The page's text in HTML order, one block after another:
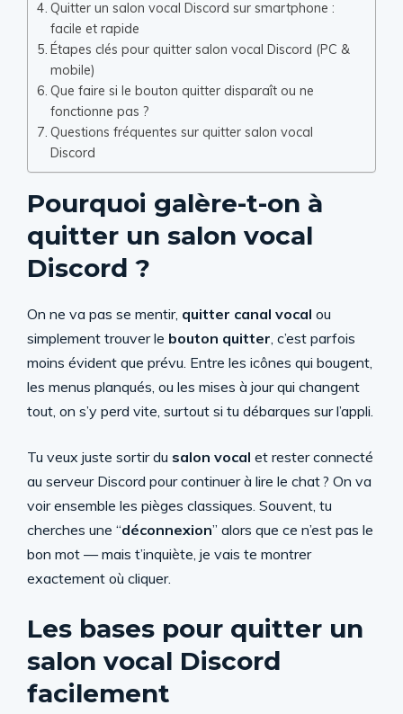
Quitter un salon vocal Discord sur smartphone :
facile et rapide
Étapes clés pour quitter salon vocal Discord (PC &
mobile)
Que faire si le bouton quitter disparaît ou ne
fonctionne pas ?
Questions fréquentes sur quitter salon vocal
Discord
Pourquoi galère-t-on à
quitter un salon vocal
Discord ?
On ne va pas se mentir, quitter canal vocal ou
simplement trouver le bouton quitter, c’est parfois
moins évident que prévu. Entre les icônes qui bougent,
les menus planqués, ou les mises à jour qui changent
tout, on s’y perd vite, surtout si tu débarques sur l’appli.
Tu veux juste sortir du salon vocal et rester connecté
au serveur Discord pour continuer à lire le chat ? On va
voir ensemble les pièges classiques. Souvent, tu
cherches une “déconnexion” alors que ce n’est pas le
bon mot — mais t’inquiète, je vais te montrer
exactement où cliquer.
Les bases pour quitter un
salon vocal Discord
facilement